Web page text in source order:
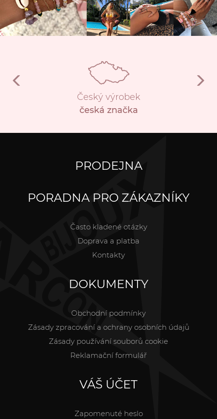
Český výrobek
česká značka
PRODEJNA
PORADNA PRO ZÁKAZNÍKY
Často kladené otázky
Doprava a platba
Kontakty
DOKUMENTY
Obchodní podmínky
Zásady zpracování a ochrany osobních údajů
Zásady používání souborů cookie
Reklamační formulář
VÁŠ ÚČET
Zapomenuté heslo